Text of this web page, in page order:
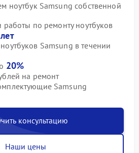
ноутбук Samsung собственной
работы по ремонту ноутбуков
Samsung в течении
20%
на ремонт
Samsung
консультацию
Наши цены